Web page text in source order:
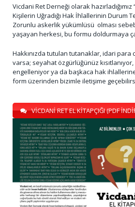
Vicdani Ret Derneği olarak
Kişilerin Uğradığı Hak İhlallerinin Durum
Zorunlu askerlik yükümlüsü olması
yaşayan herkesi, bu formu doldurmaya
Hakkınızda tutulan tutanaklar, idari para
varsa; seyahat özgürlüğünüz kısıtlanıyor,
engelleniyor ya da başkaca hak
form üzerinden bizimle iletişime
VİCDANİ RET EL KİTAPÇIĞI (PDF